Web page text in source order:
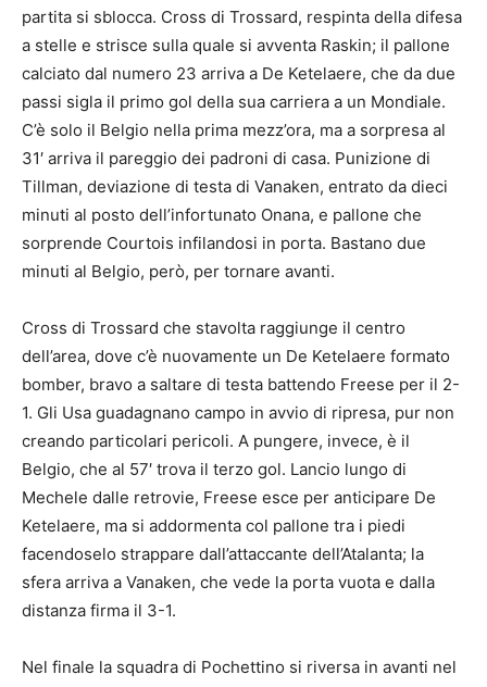
partita si sblocca. Cross di Trossard, respinta della difesa
a stelle e strisce sulla quale si avventa Raskin; il pallone
calciato dal numero 23 arriva a De Ketelaere, che da due
passi sigla il primo gol della sua carriera a un Mondiale.
C’è solo il Belgio nella prima mezz’ora, ma a sorpresa al
31′ arriva il pareggio dei padroni di casa. Punizione di
Tillman, deviazione di testa di Vanaken, entrato da dieci
minuti al posto dell’infortunato Onana, e pallone che
sorprende Courtois infilandosi in porta. Bastano due
minuti al Belgio, però, per tornare avanti.
Cross di Trossard che stavolta raggiunge il centro
dell’area, dove c’è nuovamente un De Ketelaere formato
bomber, bravo a saltare di testa battendo Freese per il 2-
1. Gli Usa guadagnano campo in avvio di ripresa, pur non
creando particolari pericoli. A pungere, invece, è il
Belgio, che al 57′ trova il terzo gol. Lancio lungo di
Mechele dalle retrovie, Freese esce per anticipare De
Ketelaere, ma si addormenta col pallone tra i piedi
facendoselo strappare dall’attaccante dell’Atalanta; la
sfera arriva a Vanaken, che vede la porta vuota e dalla
distanza firma il 3-1.
Nel finale la squadra di Pochettino si riversa in avanti nel